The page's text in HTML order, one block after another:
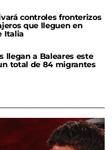
controles fronterizos
que lleguen en
Italia
llegan a Baleares este
total de 84 migrantes